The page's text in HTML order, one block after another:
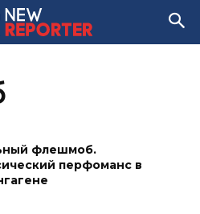
флешмоб.
перфоманс в